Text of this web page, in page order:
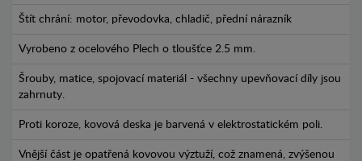
Štít chrání: motor, převodovka, chladič, přední nárazník
Vyrobeno z ocelového Plech o tloušťce 2.5 mm.
Šrouby, matice, spojovací materiál - všechny upevňovací díly jsou
zahrnuty.
Proti koroze, kovová deska je barvená v elektrostatickém poli.
Vnější část je opatřená kovovou výztuží, což znamená, zvýšenou